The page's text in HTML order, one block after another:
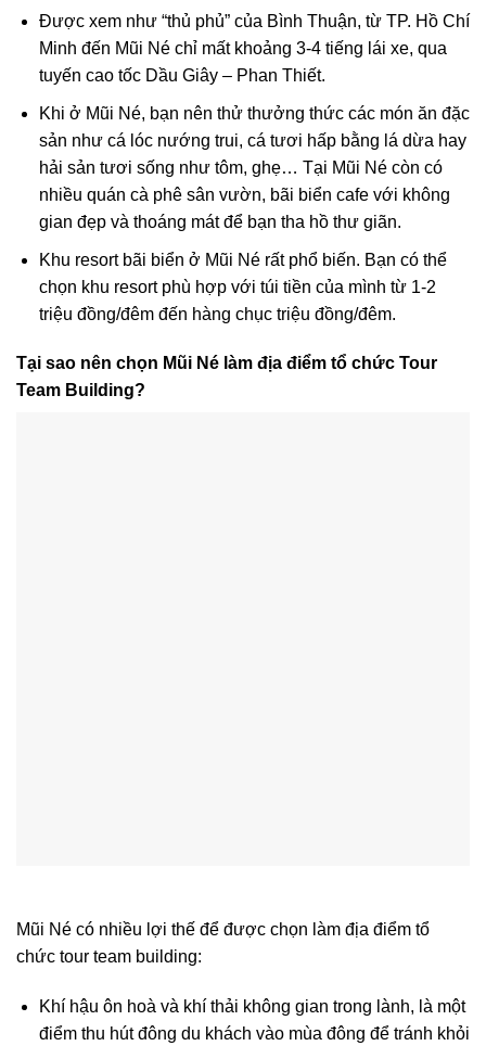
Được xem như “thủ phủ” của Bình Thuận, từ TP. Hồ Chí
Minh đến Mũi Né chỉ mất khoảng 3-4 tiếng lái xe, qua
tuyến cao tốc Dầu Giây – Phan Thiết.
Khi ở Mũi Né, bạn nên thử thưởng thức các món ăn đặc
sản như cá lóc nướng trui, cá tươi hấp bằng lá dừa hay
hải sản tươi sống như tôm, ghẹ… Tại Mũi Né còn có
nhiều quán cà phê sân vườn, bãi biển cafe với không
gian đẹp và thoáng mát để bạn tha hồ thư giãn.
Khu resort bãi biển ở Mũi Né rất phổ biến. Bạn có thể
chọn khu resort phù hợp với túi tiền của mình từ 1-2
triệu đồng/đêm đến hàng chục triệu đồng/đêm.
Tại sao nên chọn Mũi Né làm địa điểm tổ chức Tour
Team Building?
Mũi Né có nhiều lợi thế để được chọn làm địa điểm tổ
chức tour team building:
Khí hậu ôn hoà và khí thải không gian trong lành, là một
điểm thu hút đông du khách vào mùa đông để tránh khỏi